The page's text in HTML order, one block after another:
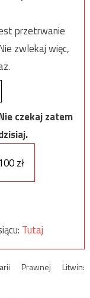
przetrwanie
zwlekaj więc,
czekaj zatem
zł
Tutaj
Prawnej Litwin: